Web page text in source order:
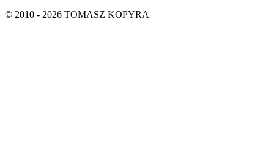
© 2010 - 2026 TOMASZ KOPYRA